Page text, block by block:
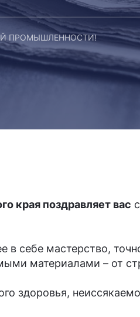
ПРОМЫШЛЕННОСТИ!
края поздравляет вас
в себе мастерство,
материалами – от
здоровья,